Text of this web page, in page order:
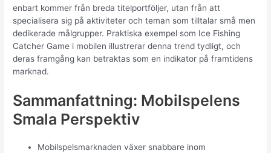
enbart kommer från breda titelportföljer, utan från att
specialisera sig på aktiviteter och teman som tilltalar små men
dedikerade målgrupper. Praktiska exempel som Ice Fishing
Catcher Game i mobilen illustrerar denna trend tydligt, och
deras framgång kan betraktas som en indikator på framtidens
marknad.
Sammanfattning: Mobilspelens
Smala Perspektiv
Mobilspelsmarknaden växer snabbare inom